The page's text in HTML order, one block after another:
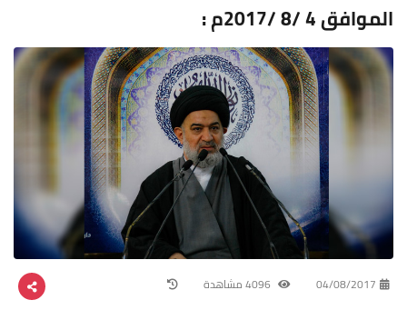
الموافق 4 /8 /2017م :
04/08/2017